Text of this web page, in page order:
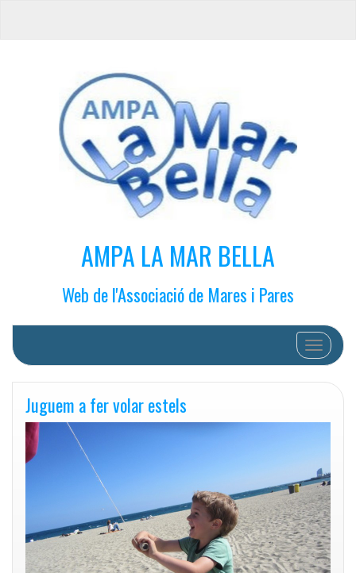
AMPA LA MAR BELLA
Web de l'Associació de Mares i Pares
Cambiar
Juguem a fer volar estels